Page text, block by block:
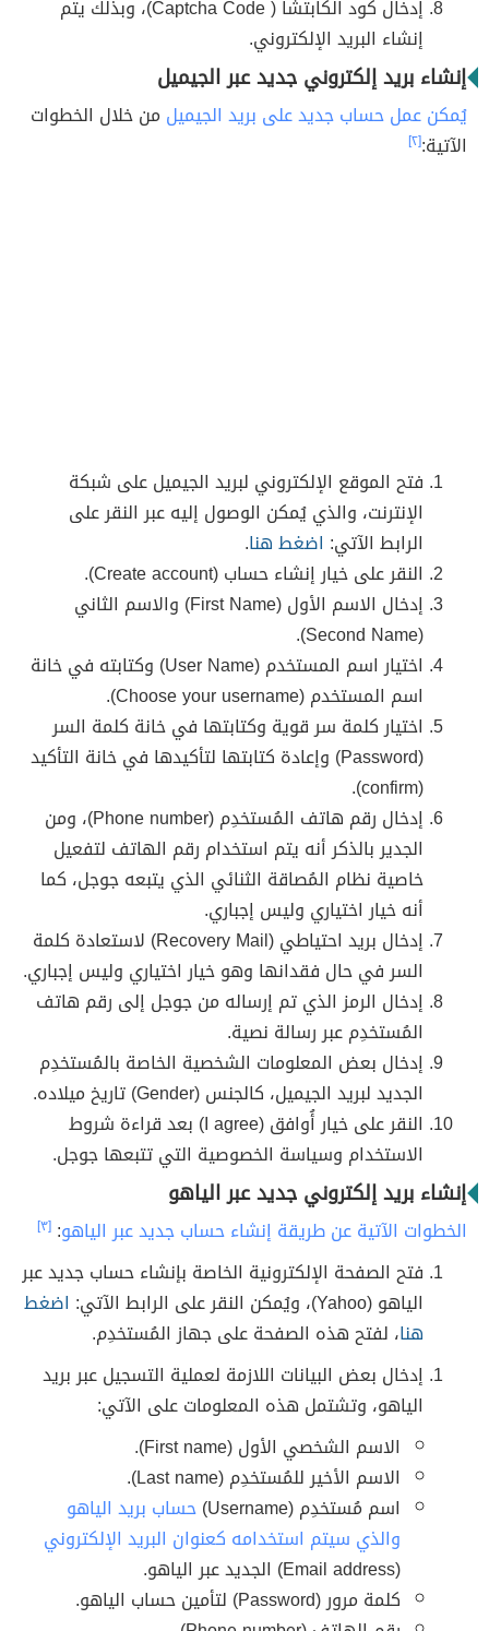
إدخال كود الكابتشا ( Captcha Code)، وبذلك يتم
إنشاء البريد الإلكتروني.
إنشاء بريد إلكتروني جديد عبر الجيميل
يُمكن عمل حساب جديد على بريد الجيميل من خلال الخطوات
الآتية:[٢]
فتح الموقع الإلكتروني لبريد الجيميل على شبكة
الإنترنت، والذي يُمكن الوصول إليه عبر النقر على
الرابط الآتي: اضغط هنا.
النقر على خيار إنشاء حساب (Create account).
إدخال الاسم الأول (First Name) والاسم الثاني
(Second Name).
اختيار اسم المستخدم (User Name) وكتابته في خانة
اسم المستخدم (Choose your username).
اختيار كلمة سر قوية وكتابتها في خانة كلمة السر
(Password) وإعادة كتابتها لتأكيدها في خانة التأكيد
(confirm).
إدخال رقم هاتف المُستخدِم (Phone number)، ومن
الجدير بالذكر أنه يتم استخدام رقم الهاتف لتفعيل
خاصية نظام المُصاقة الثنائي الذي يتبعه جوجل، كما
أنه خيار اختياري وليس إجباري.
إدخال بريد احتياطي (Recovery Mail) لاستعادة كلمة
السر في حال فقدانها وهو خيار اختياري وليس إجباري.
إدخال الرمز الذي تم إرساله من جوجل إلى رقم هاتف
المُستخدِم عبر رسالة نصية.
إدخال بعض المعلومات الشخصية الخاصة بالمُستخدِم
الجديد لبريد الجيميل، كالجنس (Gender) تاريخ ميلاده.
النقر على خيار أُوافق (I agree) بعد قراءة شروط
الاستخدام وسياسة الخصوصية التي تتبعها جوجل.
إنشاء بريد إلكتروني جديد عبر الياهو
الخطوات الآتية عن طريقة إنشاء حساب جديد عبر الياهو: [٣]
فتح الصفحة الإلكترونية الخاصة بإنشاء حساب جديد عبر
الياهو (Yahoo)، ويُمكن النقر على الرابط الآتي:
اضغط
هنا، لفتح هذه الصفحة على جهاز المُستخدِم.
إدخال بعض البيانات اللازمة لعملية التسجيل عبر بريد
الياهو، وتشتمل هذه المعلومات على الآتي:
الاسم الشخصي الأول (First name).
الاسم الأخير للمُستخدِم (Last name).
اسم مُستخدِم (Username)
حساب بريد الياهو
والذي سيتم استخدامه كعنوان البريد الإلكتروني
(Email address) الجديد عبر الياهو.
كلمة مرور (Password) لتأمين حساب الياهو.